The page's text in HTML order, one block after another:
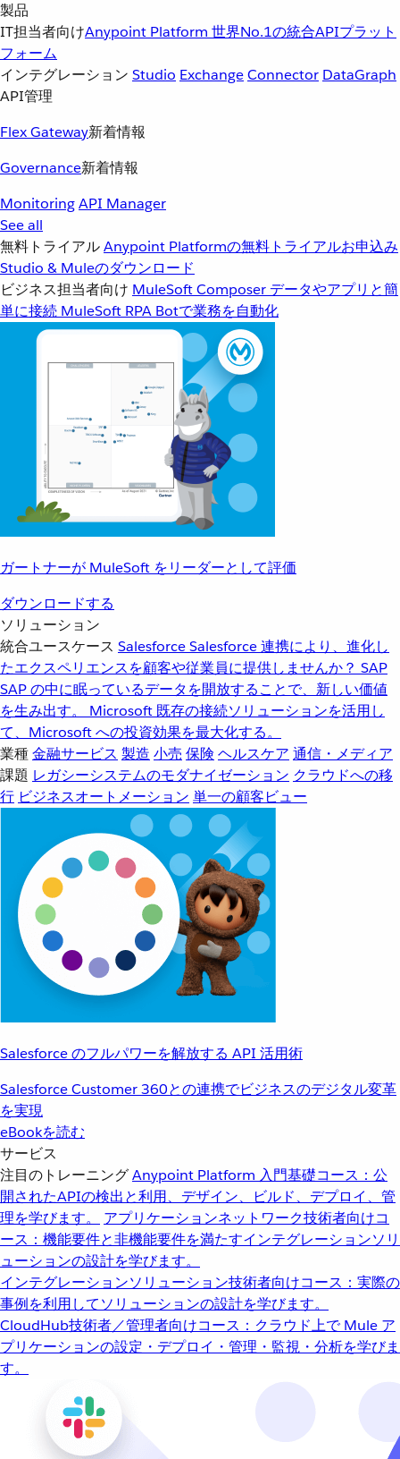
製品
IT担当者向けAnypoint Platform 世界No.1の統合APIプラット
フォーム
インテグレーション Studio ExchangeConnector DataGraph
API管理
Flex Gateway新着情報
Governance新着情報
MonitoringAPI Manager
See all
無料トライアルAnypoint Platformの無料トライアルお申込み
Studio & Muleのダウンロード
ビジネス担当者向け MuleSoft Composer データやアプリと簡
単に接続 MuleSoft RPA Botで業務を自動化
ガートナーが MuleSoft をリーダーとして評価
ダウンロードする
ソリューション
統合ユースケース SalesforceSalesforce 連携により、進化し
たエクスペリエンスを顧客や従業員に提供しませんか？ SAP
SAP の中に眠っているデータを開放することで、新しい価値
を生み出す。
Microsoft 既存の接続ソリューションを活用し
て、Microsoft への投資効果を最大化する。
業種金融サービス 製造 小売 保険 ヘルスケア 通信・メディア
課題 レガシーシステムのモダナイゼーション クラウドへの移
行 ビジネスオートメーション 単一の顧客ビュー
Salesforce のフルパワーを解放する API 活用術
Salesforce Customer 360との連携でビジネスのデジタル変革
を実現
eBookを読む
サービス
注目のトレーニングAnypoint Platform 入門基礎コース：公
開されたAPIの検出と利用、デザイン、ビルド、デプロイ、管
理を学びます。
アプリケーションネットワーク技術者向けコ
ース：機能要件と非機能要件を満たすインテグレーションソリ
ューションの設計を学びます。
インテグレーションソリューション技術者向けコース：実際の
事例を利用してソリューションの設計を学びます。
CloudHub技術者／管理者向けコース：クラウド上で Mule ア
プリケーションの設定・デプロイ・管理・監視・分析を学びま
す。